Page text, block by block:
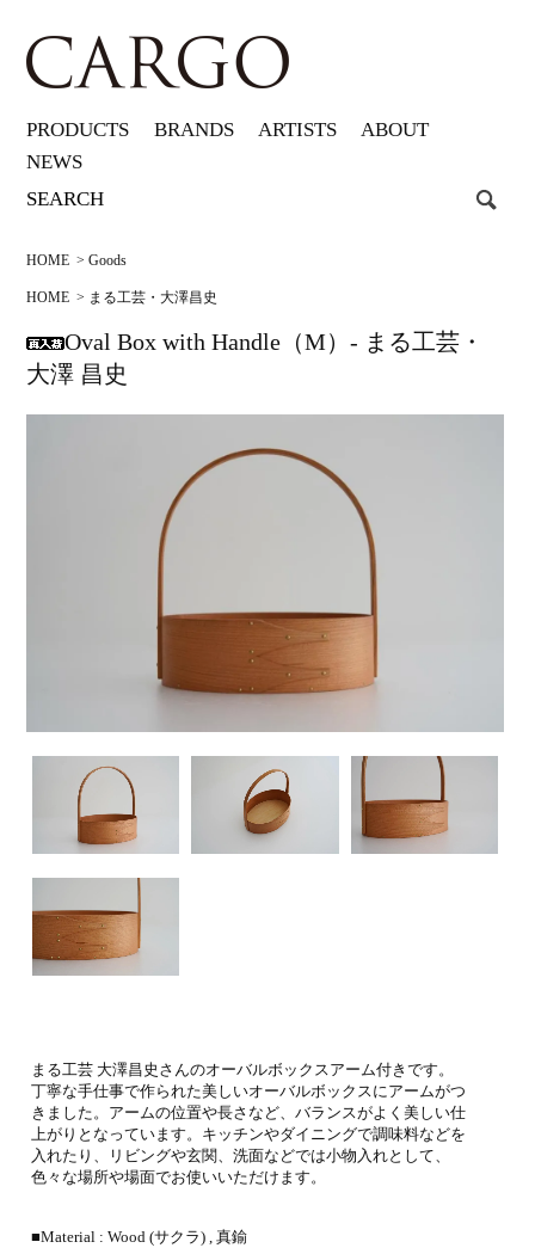
PRODUCTS BRANDS ARTISTS
ABOUT
NEWS
HOME >Goods
HOME > まる工芸・大澤昌史
Oval Box with Handle（M）- まる工芸・
大澤 昌史
まる工芸 大澤昌史さんのオーバルボックスアーム付きです。
丁寧な手仕事で作られた美しいオーバルボックスにアームがつ
きました。アームの位置や長さなど、バランスがよく美しい仕
上がりとなっています。キッチンやダイニングで調味料などを
入れたり、リビングや玄関、洗面などでは小物入れとして、
色々な場所や場面でお使いいただけます。
■Material : Wood (サクラ) , 真鍮